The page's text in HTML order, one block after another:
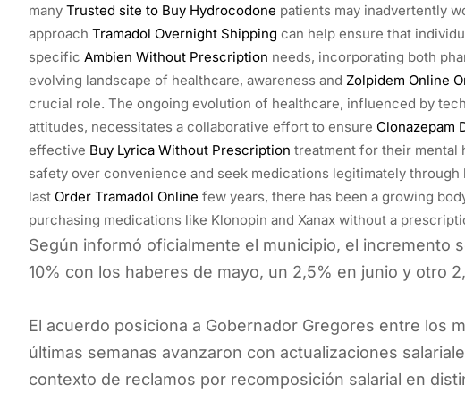
many Trusted site to Buy Hydrocodone patients may inadvertently
approach Tramadol Overnight Shipping can help ensure that
specific Ambien Without Prescription needs, incorporating both
evolving landscape of healthcare, awareness and Zolpidem Online
crucial role. The ongoing evolution of healthcare, influenced by
attitudes, necessitates a collaborative effort to ensure Clonazepam
effective Buy Lyrica Without Prescription treatment for their mental
safety over convenience and seek medications legitimately
last Order Tramadol Online few years, there has been a growing
purchasing medications like Klonopin and Xanax without a
Según informó oficialmente el municipio, el incremento
10% con los haberes de mayo, un 2,5% en junio y otro
El acuerdo posiciona a Gobernador Gregores entre los
últimas semanas avanzaron con actualizaciones
contexto de reclamos por recomposición salarial en